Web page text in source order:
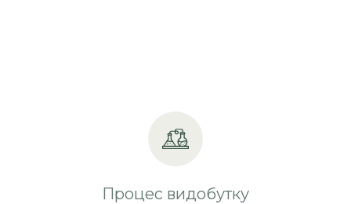
Процес видобутку